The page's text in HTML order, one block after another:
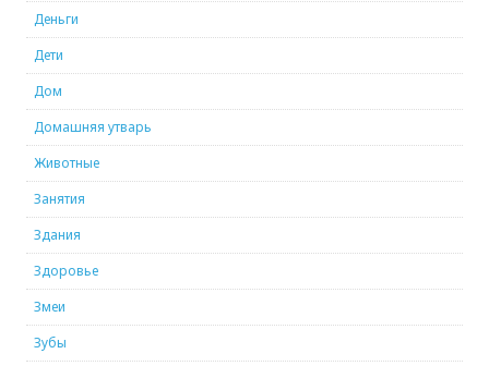
Деньги
Дети
Дом
Домашняя утварь
Животные
Занятия
Здания
Здоровье
Змеи
Зубы